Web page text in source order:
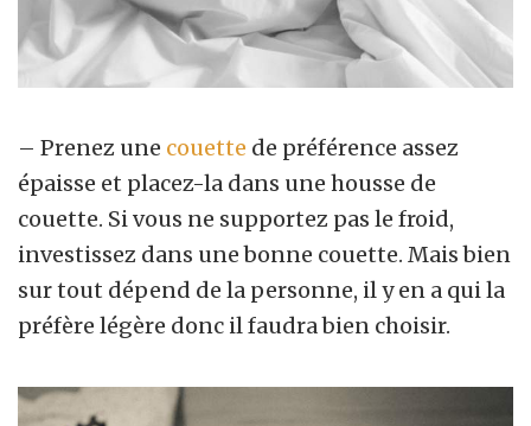
– Prenez une couette de préférence assez
épaisse et placez-la dans une housse de
couette. Si vous ne supportez pas le froid,
investissez dans une bonne couette. Mais bien
sur tout dépend de la personne, il y en a qui la
préfère légère donc il faudra bien choisir.